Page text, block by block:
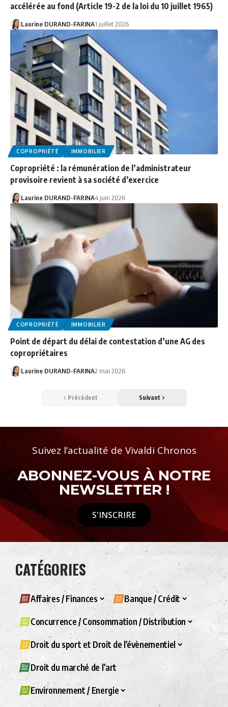
accélérée au fond (Article 19-2 de la loi du 10 juillet 1965)
Laurine DURAND-FARINA1 juillet 2026
COPROPRIÉTÉ IMMOBILIER
Copropriété : la rémunération de l’administrateur
provisoire revient à sa société d’exercice
Laurine DURAND-FARINA4 juin 2026
COPROPRIÉTÉ IMMOBILIER
Point de départ du délai de contestation d’une AG des
copropriétaires
Laurine DURAND-FARINA2 mai 2026
Précédent Suivant
Suivez l’actualité de Vivaldi Chronos
ABONNEZ-VOUS À NOTRE
NEWSLETTER !
S'INSCRIRE
CATÉGORIES
Affaires / Finances Banque / Crédit
Concurrence / Consommation / Distribution
Droit du sport et Droit de l’évènementiel
Droit du marché de l’art
Environnement / Energie